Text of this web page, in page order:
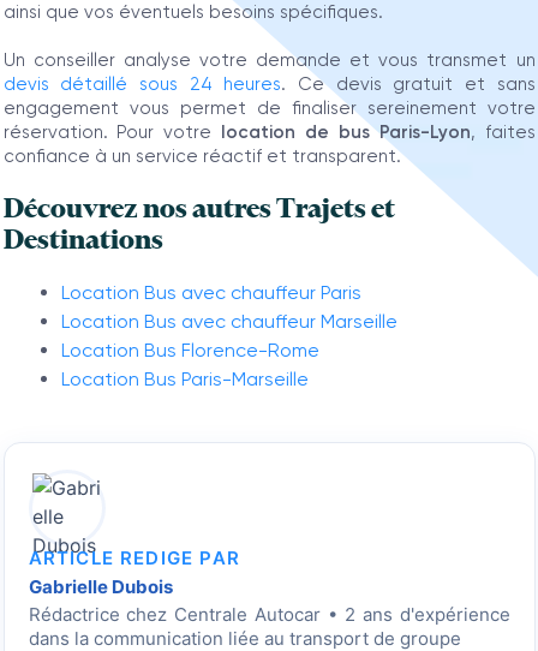
ainsi que vos éventuels besoins spécifiques.
Un conseiller analyse votre demande et vous transmet un
devis détaillé sous 24 heures. Ce devis gratuit et sans
engagement vous permet de finaliser sereinement votre
réservation. Pour votre location de bus Paris-Lyon, faites
confiance à un service réactif et transparent.
Découvrez nos autres Trajets et
Destinations
Location Bus avec chauffeur Paris
Location Bus avec chauffeur Marseille
Location Bus Florence-Rome
Location Bus Paris-Marseille
ARTICLE REDIGE PAR
Gabrielle Dubois
Rédactrice chez Centrale Autocar • 2 ans d'expérience
dans la communication liée au transport de groupe